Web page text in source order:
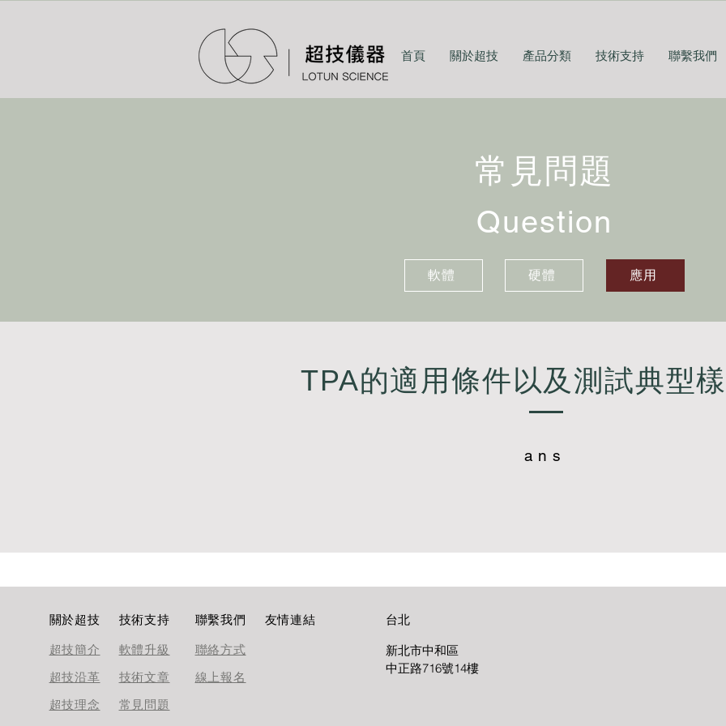
首頁 關於超技 產品分類 技術支持 聯繫我們
常見問題
Question
軟體 硬體 應用
TPA的適用條件以及測試典型
ans
​關於超技 技術支持 聯繫我們 友情連結
超技簡介 軟體升級
聯絡方式
超技沿革
技術文章
線上報名
超技理念
​常見問題
台北
新北市中和區
中正路716號14樓